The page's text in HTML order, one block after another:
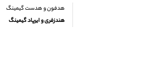
هدفون و هدست گیمینگ
هندزفری و ایرپاد گیمینگ